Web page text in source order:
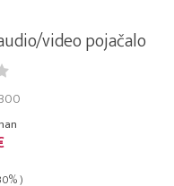
video pojačalo
)